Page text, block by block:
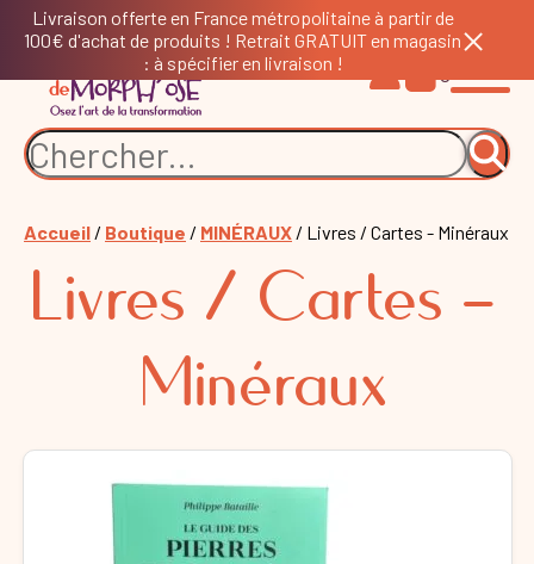
Livraison offerte en France métropolitaine à partir de
100€ d'achat de produits ! Retrait GRATUIT en magasin
: à spécifier en livraison !
0
Accueil / Boutique / MINÉRAUX / Livres / Cartes - Minéraux
Livres / Cartes -
Minéraux